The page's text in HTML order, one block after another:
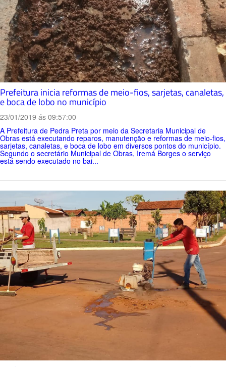
Prefeitura inicia reformas de meio-fios, sarjetas, canaletas,
e boca de lobo no município
23/01/2019 ás 09:57:00
A Prefeitura de Pedra Preta por meio da Secretaria Municipal de
Obras está executando reparos, manutenção e reformas de meio-fios,
sarjetas, canaletas, e boca de lobo em diversos pontos do município.
Segundo o secretário Municipal de Obras, Iremá Borges o serviço
está sendo executado no bai...